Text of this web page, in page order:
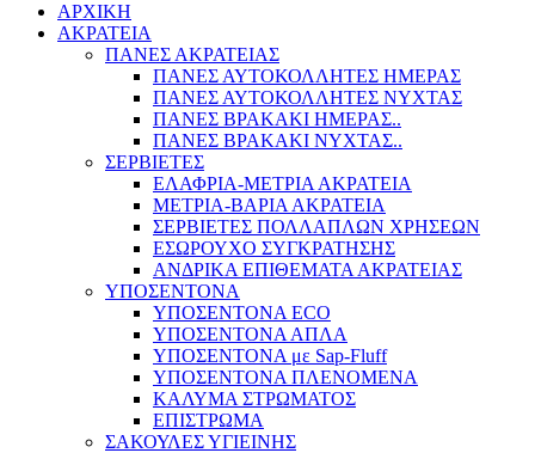
ΑΡΧΙΚΗ
ΑΚΡΑΤΕΙΑ
ΠΑΝΕΣ ΑΚΡΑΤΕΙΑΣ
ΠΑΝΕΣ ΑΥΤΟΚΟΛΛΗΤΕΣ ΗΜΕΡΑΣ
ΠΑΝΕΣ ΑΥΤΟΚΟΛΛΗΤΕΣ ΝΥΧΤΑΣ
ΠΑΝΕΣ ΒΡΑΚΑΚΙ ΗΜΕΡΑΣ..
ΠΑΝΕΣ ΒΡΑΚΑΚΙ ΝΥΧΤΑΣ..
ΣΕΡΒΙΕΤΕΣ
ΕΛΑΦΡΙΑ-ΜΕΤΡΙΑ ΑΚΡΑΤΕΙΑ
ΜΕΤΡΙΑ-ΒΑΡΙΑ ΑΚΡΑΤΕΙΑ
ΣΕΡΒΙΕΤΕΣ ΠΟΛΛΑΠΛΩΝ ΧΡΗΣΕΩΝ
ΕΣΩΡΟΥΧΟ ΣΥΓΚΡΑΤΗΣΗΣ
ΑΝΔΡΙΚΑ ΕΠΙΘΕΜΑΤΑ ΑΚΡΑΤΕΙΑΣ
ΥΠΟΣΕΝΤΟΝΑ
ΥΠΟΣΕΝΤΟΝΑ ECO
ΥΠΟΣΕΝΤΟΝΑ ΑΠΛΑ
ΥΠΟΣΕΝΤΟΝΑ με Sap-Fluff
ΥΠΟΣΕΝΤΟΝΑ ΠΛΕΝΟΜΕΝΑ
ΚΑΛΥΜΑ ΣΤΡΩΜΑΤΟΣ
ΕΠΙΣΤΡΩΜΑ
ΣΑΚΟΥΛΕΣ ΥΓΙΕΙΝΗΣ